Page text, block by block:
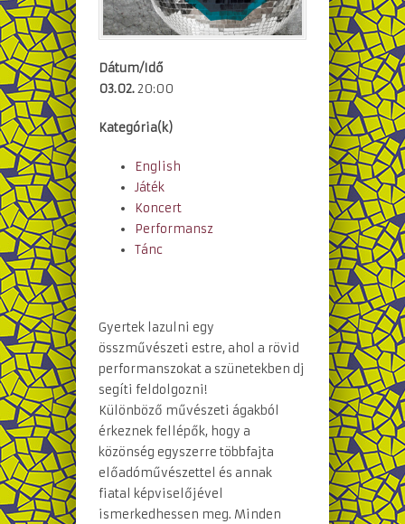
Dátum/Idő
03.02.20:00
Kategória(k)
English
Játék
Koncert
Performansz
Tánc
Gyertek lazulni egy
összművészeti estre, ahol a rövid
performanszokat a szünetekben dj
segíti feldolgozni!
Különböző művészeti ágakból
érkeznek fellépők, hogy a
közönség egyszerre többfajta
előadóművészettel és annak
fiatal képviselőjével
ismerkedhessen meg. Minden